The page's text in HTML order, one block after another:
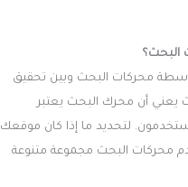
محركات البحث وبين تحقيق
أن محرك البحث يعتبر
لتحديد ما إذا كان موقعك
محركات البحث مجموعة متنوعة